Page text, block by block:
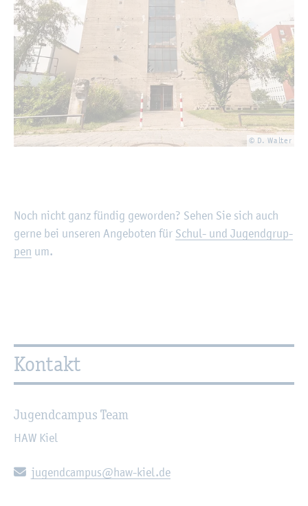
© D. Wal­ter
Noch nicht ganz fün­dig ge­wor­den? Sehen Sie sich auch
gerne bei un­se­ren An­ge­bo­ten für Schul- und Ju­gend­grup­
pen um.
Kon­takt
Ju­gend­cam­pus Team
HAW Kiel
E-Mail:
ju­gend­cam­pus@​haw-​kiel.​de